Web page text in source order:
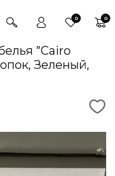
0 0
"Cairo
Зеленый,